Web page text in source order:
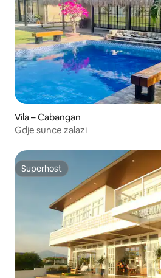
Vila – Cabangan
Gdje sunce zalazi
Superhost
Superhost